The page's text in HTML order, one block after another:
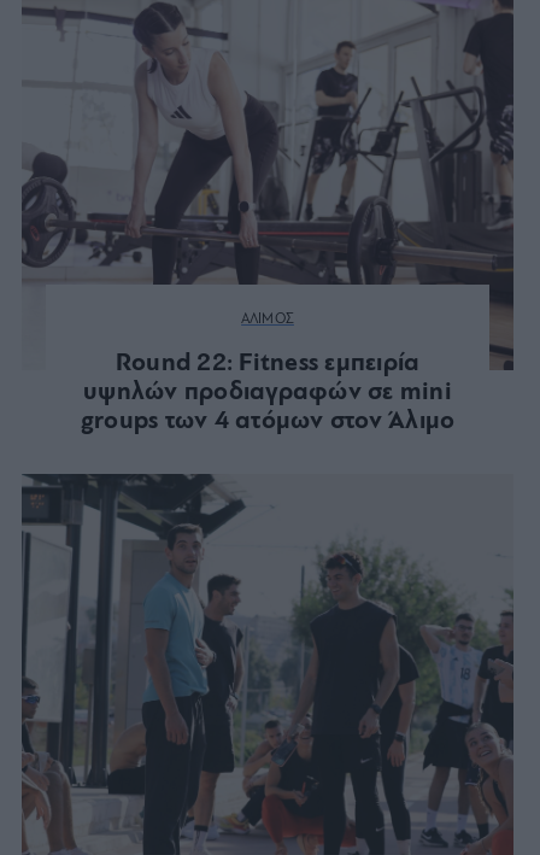
ΑΛΙΜΟΣ
Round 22: Fitness εμπειρία
υψηλών προδιαγραφών σε mini
groups των 4 ατόμων στον Άλιμο